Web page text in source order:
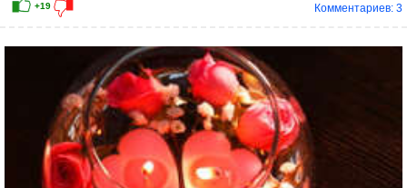
+7
Комментариев: 3